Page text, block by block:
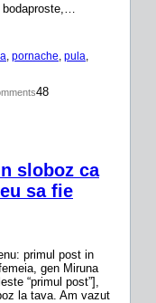
pornache pula
48
sloboz ca
sa fie
primul post in
gen Miruna
“primul post”],
la tava. Am vazut